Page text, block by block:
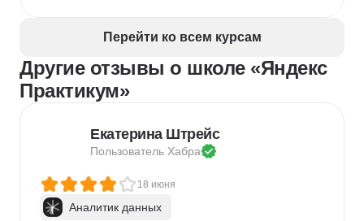
Перейти ко всем курсам
Другие отзывы о школе «Яндекс
Практикум»
Екатерина Штрейс
Пользователь Хабра
18 июня
Аналитик данных